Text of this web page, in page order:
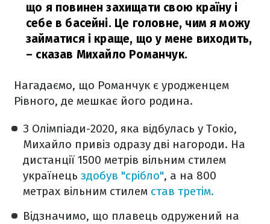
що я повинен захищати свою країну і
себе в басейні. Це головне, чим я можу
займатися і краще, що у мене виходить,
– сказав Михайло Романчук.
Нагадаємо, що Романчук є уродженцем
Рівного, де мешкає його родина.
З Олімпіади-2020, яка відбулась у Токіо,
Михайло привіз одразу дві нагороди. На
дистанції 1500 метрів вільним стилем
українець здобув "срібло", а на 800
метрах вільним стилем став третім.
Відзначимо, що плавець одружений на